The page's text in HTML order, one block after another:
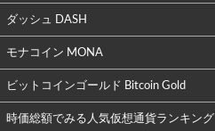
ダッシュ DASH
モナコイン MONA
ビットコインゴールド Bitcoin Gold
時価総額でみる人気仮想通貨ランキング